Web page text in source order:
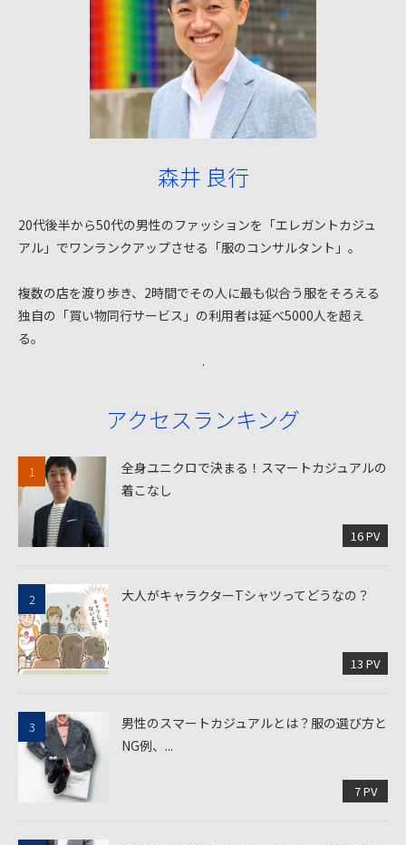
森井 良行
20代後半から50代の男性のファッションを「エレガントカジュ
アル」でワンランクアップさせる「服のコンサルタント」。
複数の店を渡り歩き、2時間でその人に最も似合う服をそろえる
独自の「買い物同行サービス」の利用者は延べ5000人を超え
る。
.
アクセスランキング
全身ユニクロで決まる！スマートカジュアルの
着こなし
16 PV
大人がキャラクターTシャツってどうなの？
13 PV
男性のスマートカジュアルとは？服の選び方と
NG例、...
7 PV